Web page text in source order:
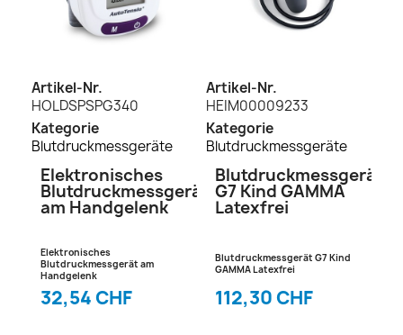
Artikel-Nr.
HOLDSPSPG340
Kategorie
Blutdruckmessgeräte
Elektronisches
Blutdruckmessgerät
am Handgelenk
Elektronisches
Blutdruckmessgerät am
Handgelenk
32,54 CHF
Artikel-Nr.
HEIM00009233
Kategorie
Blutdruckmessgeräte
Blutdruckmessgerät
G7 Kind GAMMA
Latexfrei
Blutdruckmessgerät G7 Kind
GAMMA Latexfrei
112,30 CHF